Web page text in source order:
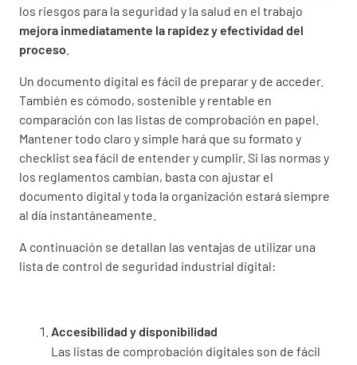
los riesgos para la seguridad y la salud en el trabajo
mejora inmediatamente la rapidez y efectividad del
proceso
Un documento digital es fácil de preparar y de acceder.
También es cómodo, sostenible y rentable en
comparación con las listas de comprobación en papel.
Mantener todo claro y simple hará que su formato y
checklist sea fácil de entender y cumplir. Si las normas y
los reglamentos cambian, basta con ajustar el
documento digital y toda la organización estará siempre
al día instantáneamente.
A continuación se detallan las ventajas de utilizar una
lista de control de seguridad industrial digital:
Accesibilidad y disponibilidad
Las listas de comprobación digitales son de fácil